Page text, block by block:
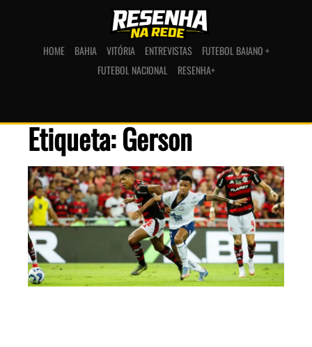
HOME BAHIA VITÓRIA ENTREVISTAS
FUTEBOL BAIANO +
FUTEBOL NACIONAL
RESENHA+
Etiqueta: Gerson